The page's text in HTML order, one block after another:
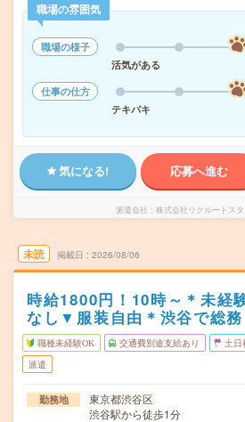
職場の雰囲気
職場の様子
活気がある
仕事の仕方
テキパキ
気になる! 応募へ進む
派遣会社 株式会社リクルートス
未読 掲載日 2026/08/06
時給1800円！10時～＊未経
なし▼服装自由＊渋谷で総
職種未経験OK 交通費別途支給あり 土日
派遣
勤務地
東京都渋谷区
渋谷駅から徒歩1分